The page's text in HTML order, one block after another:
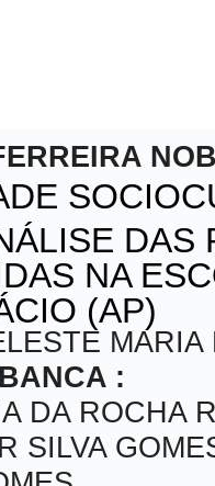
DAS
NA
(AP)
:
DA ROCHA
SILVA